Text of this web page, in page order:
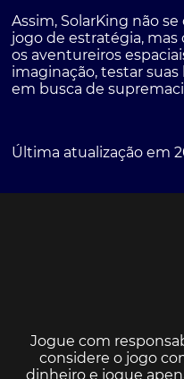
Assim, SolarKing não
jogo de estratégia,
os aventureiros
imaginação, testar
em busca de
Última atualização em
Jogue com
considere o jogo
dinheiro e jogue